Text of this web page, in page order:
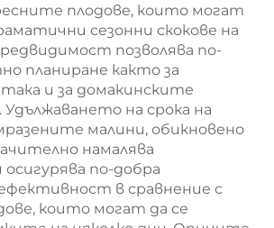
плодове, които могат
сезонни скокове на
позволява по-
планиране както за
и за домакинските
на срока на
малини, обикновено
намалява
по-добра
в сравнение с
които могат да се